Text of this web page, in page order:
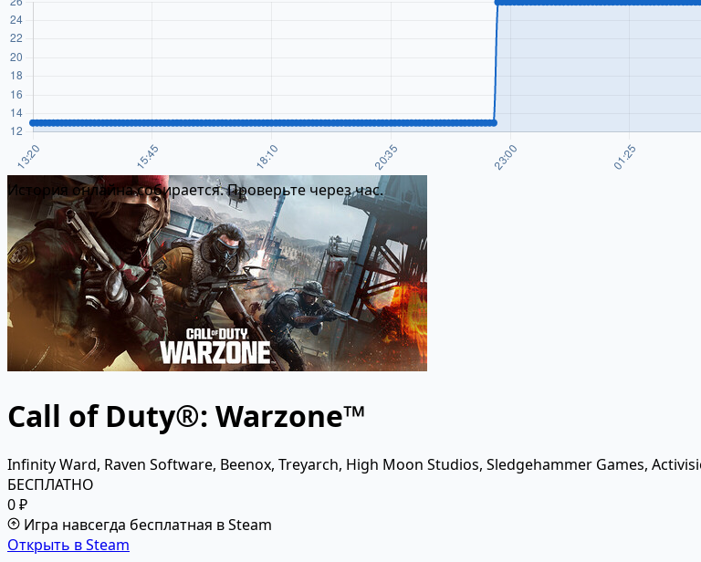
История онлайна собирается. Проверьте через час.
Call of Duty®: Warzone™
Infinity Ward, Raven Software, Beenox, Treyarch, High Moon Studios, Sledgehammer Games,
БЕСПЛАТНО
0 ₽
Игра навсегда бесплатная в Steam
Открыть в Steam